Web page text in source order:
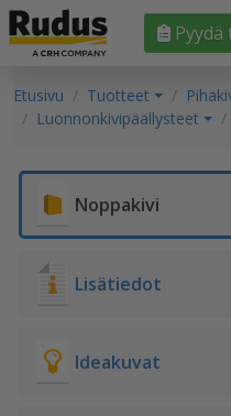
Etusivu Tuotteet
Luonnonkivipäällysteet
Noppakivi
Lisätiedot
Ideakuvat